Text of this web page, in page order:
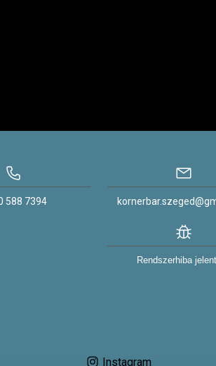
588 7394
Rendszerhiba
Instagram